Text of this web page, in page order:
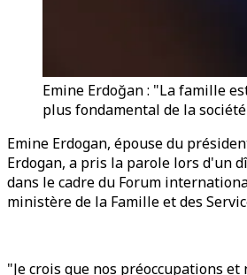
Emine Erdoğan : "La famille
plus fondamental de la
Emine Erdogan, épouse du
Erdogan, a pris la parole lors d'un
dans le cadre du Forum
ministère de la Famille et des
"Je crois que nos préoccupations